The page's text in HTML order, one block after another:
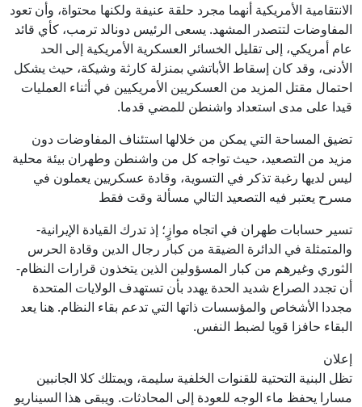
الانتقامية الأمريكية أنهما مجرد حلقة عنيفة ولكنها محتواة، وأن تعود
المفاوضات لتتصدر المشهد. يسعى الرئيس دونالد ترمب، كأي قائد
عام أمريكي، إلى تقليل الخسائر العسكرية الأمريكية إلى الحد
الأدنى، وقد كان إسقاط الأباتشي بمنزلة كارثة وشيكة، حيث يشكل
احتمال مقتل المزيد من العسكريين الأمريكيين في أثناء العمليات
قيدا على مدى استعداد واشنطن للمضي قدما.
تضيق المساحة التي يمكن من خلالها استئناف المفاوضات دون
مزيد من التصعيد، حيث تواجه كل من واشنطن وطهران بيئة محلية
ليس لديها رغبة تذكر في التسوية، وقادة عسكريين يعملون في
مسرح يعتبر فيه التصعيد التالي مسألة وقت فقط
تسير حسابات طهران في اتجاه موازٍ؛ إذ تدرك القيادة الإيرانية-
والمتمثلة في الدائرة الضيقة من كبار رجال الدين وقادة الحرس
الثوري وغيرهم من كبار المسؤولين الذين يتخذون قرارات النظام-
أن تجدد الصراع شديد الحدة يهدد بأن تستهدف الولايات المتحدة
مجددا الأشخاص والمؤسسات ذاتها التي تدعم بقاء النظام. هنا يعد
البقاء حافزا قويا لضبط النفس.
إعلان
تظل البنية التحتية للقنوات الخلفية سليمة، ويمتلك كلا الجانبين
مسارا يحفظ ماء الوجه للعودة إلى المحادثات. ويبقى هذا السيناريو